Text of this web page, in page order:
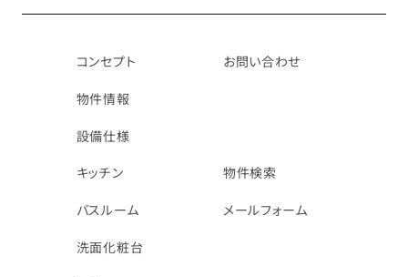
コンセプト
物件情報
設備仕様
お問い合わせ
キッチン
バスルーム
洗面化粧台
物件検索
メールフォーム